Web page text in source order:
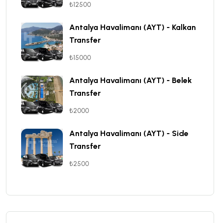
₺12500
Antalya Havalimanı (AYT) - Kalkan
Transfer
₺15000
Antalya Havalimanı (AYT) - Belek
Transfer
₺2000
Antalya Havalimanı (AYT) - Side
Transfer
₺2500